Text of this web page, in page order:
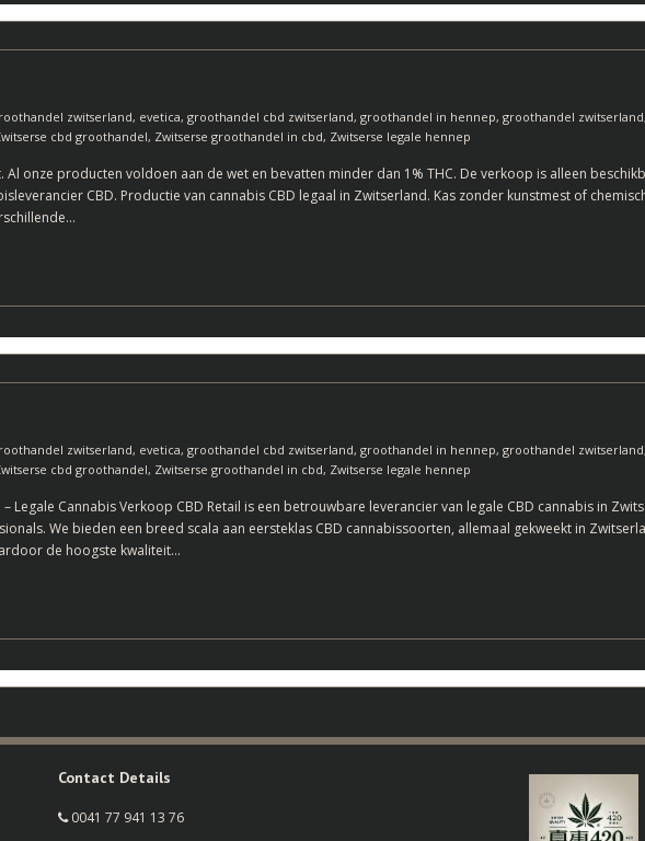
zwitserland, evetica, groothandel cbd zwitserland, groothandel in hennep, groothandel zwitserland,
cbd groothandel, Zwitserse groothandel in cbd, Zwitserse legale hennep
onze producten voldoen aan de wet en bevatten minder dan 1% THC. De verkoop is alleen
CBD. Productie van cannabis CBD legaal in Zwitserland. Kas zonder kunstmest of
zwitserland, evetica, groothandel cbd zwitserland, groothandel in hennep, groothandel zwitserland,
cbd groothandel, Zwitserse groothandel in cbd, Zwitserse legale hennep
Legale Cannabis Verkoop CBD Retail is een betrouwbare leverancier van legale CBD cannabis in
We bieden een breed scala aan eersteklas CBD cannabissoorten, allemaal gekweekt in
de hoogste kwaliteit…
Contact Details
0041 77 941 13 76